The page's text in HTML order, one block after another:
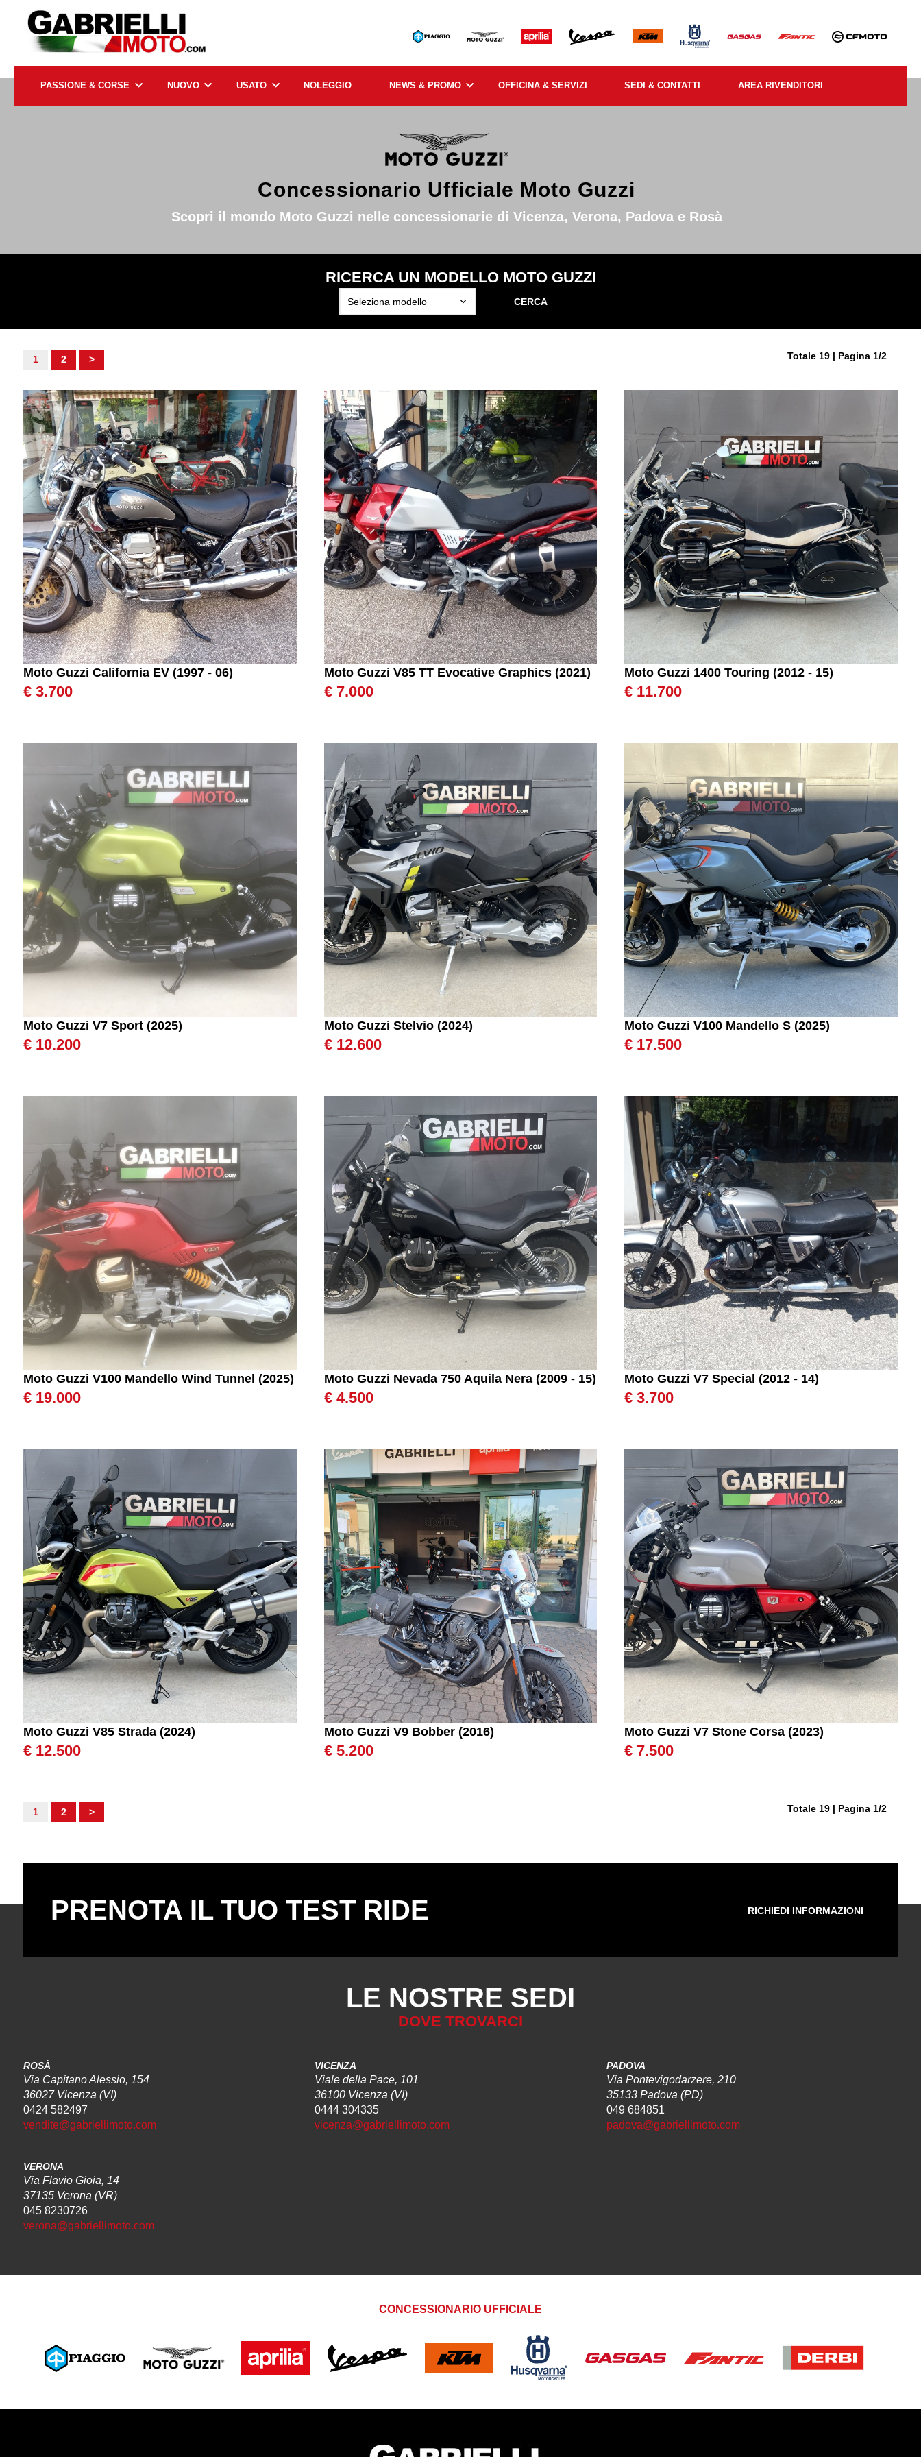
PASSIONE & CORSE NUOVO USATO NOLEGGIO NEWS & PROMO OFFICINA & SERVIZI SEDI & CONTATTI AREA RIVENDITORI
Concessionario Ufficiale Moto Guzzi
Scopri il mondo Moto Guzzi nelle concessionarie di Vicenza, Verona, Padova e Rosà
RICERCA UN MODELLO MOTO GUZZI
Totale 19 | Pagina 1/2
1 2 >
Moto Guzzi California EV (1997 - 06)
€ 3.700
Moto Guzzi V85 TT Evocative Graphics (2021)
€ 7.000
Moto Guzzi 1400 Touring (2012 - 15)
€ 11.700
Moto Guzzi V7 Sport (2025)
€ 10.200
Moto Guzzi Stelvio (2024)
€ 12.600
Moto Guzzi V100 Mandello S (2025)
€ 17.500
Moto Guzzi V100 Mandello Wind Tunnel (2025)
€ 19.000
Moto Guzzi Nevada 750 Aquila Nera (2009 - 15)
€ 4.500
Moto Guzzi V7 Special (2012 - 14)
€ 3.700
Moto Guzzi V85 Strada (2024)
€ 12.500
Moto Guzzi V9 Bobber (2016)
€ 5.200
Moto Guzzi V7 Stone Corsa (2023)
€ 7.500
Totale 19 | Pagina 1/2
1 2 >
PRENOTA IL TUO TEST RIDE RICHIEDI INFORMAZIONI
LE NOSTRE SEDI
DOVE TROVARCI
ROSÀ
Via Capitano Alessio, 154
36027 Vicenza (VI)
0424 582497
vendite@gabriellimoto.com
VICENZA
Viale della Pace, 101
36100 Vicenza (VI)
0444 304335
vicenza@gabriellimoto.com
PADOVA
Via Pontevigodarzere, 210
35133 Padova (PD)
049 684851
padova@gabriellimoto.com
VERONA
Via Flavio Gioia, 14
37135 Verona (VR)
045 8230726
verona@gabriellimoto.com
CONCESSIONARIO UFFICIALE